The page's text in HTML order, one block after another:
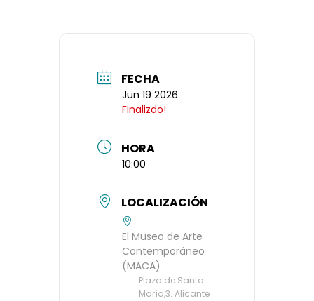
FECHA
Jun 19 2026
Finalizdo!
HORA
10:00
LOCALIZACIÓN
El Museo de Arte
Contemporáneo
(MACA)
Plaza de Santa
María,3. Alicante